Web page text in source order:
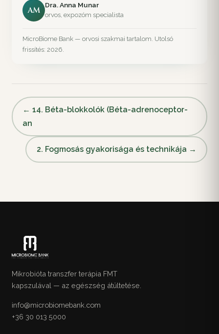
AM
Dra. Anna Munar
orvos, expozóm specialista
MicroBiome Bank — orvosi szakmai tartalom. Utolsó
frissítés: 2026.
← 14. Béta-blokkolók (Béta-adrenoceptor-
an
2. Fogmosás gyakorisága és technikája →
Mikrobióta transzfer terápia FMT
kapszulával — az egészség átültetése.
info@microbiomebank.com
+36 30 013 5000